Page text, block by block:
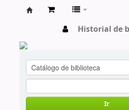
Historial de
Ir